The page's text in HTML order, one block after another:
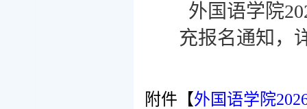
外国语学院
充报名通知，
附件【外国语学院